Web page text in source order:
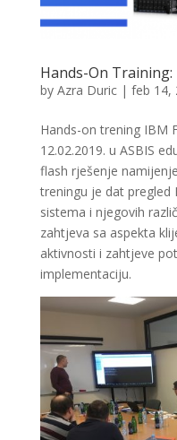
Hands-On Training:
by Azra Duric| feb 14,
Hands-on trening IBM
12.02.2019. u ASBIS
flash rješenje
treningu je dat pregled
sistema i njegovih
zahtjeva sa aspekta
aktivnosti i zahtjeve
implementaciju.